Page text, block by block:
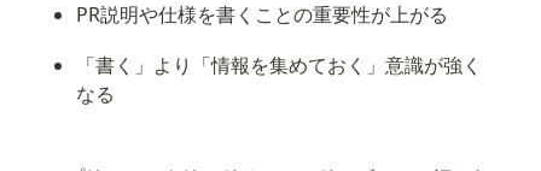
PR説明や仕様を書くことの重要性が上がる
「書く」より「情報を集めておく」意識が強く
なる